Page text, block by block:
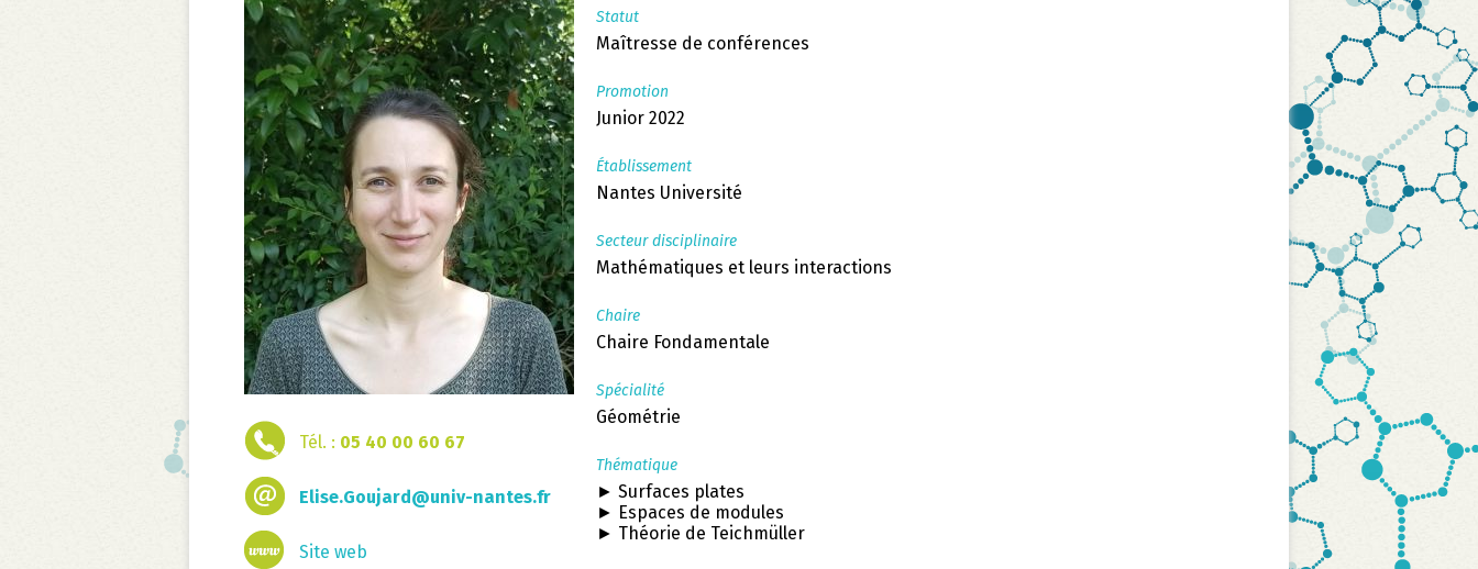
Tél. : 05 40 00 60 67
Elise.Goujard@univ-nantes.fr
Site web
Statut
Maîtresse de conférences
Promotion
Junior 2022
Établissement
Nantes Université
Secteur disciplinaire
Mathématiques et leurs interactions
Chaire
Chaire Fondamentale
Spécialité
Géométrie
Thématique
► Surfaces plates
► Espaces de modules
► Théorie de Teichmüller